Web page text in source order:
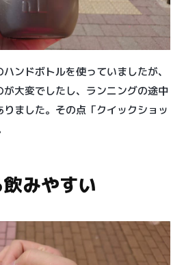
ンドボトルを使っていましたが、
大変でしたし、ランニングの途中
ました。その点「クイックショッ
みやすい